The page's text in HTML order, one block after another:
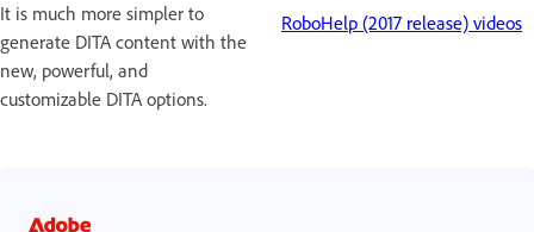
It is much more simpler to
generate DITA content with the
new, powerful, and
customizable DITA options.
RoboHelp (2017 release) videos